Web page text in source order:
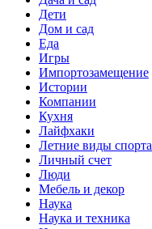
Дети
Дом и сад
Еда
Игры
Импортозамещение
Истории
Компании
Кухня
Лайфхаки
Летние виды спорта
Личный счет
Люди
Мебель и декор
Наука
Наука и техника